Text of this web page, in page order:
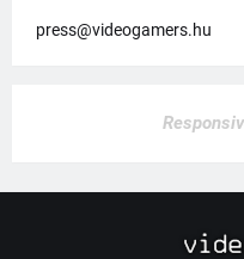
press@videogamers.hu